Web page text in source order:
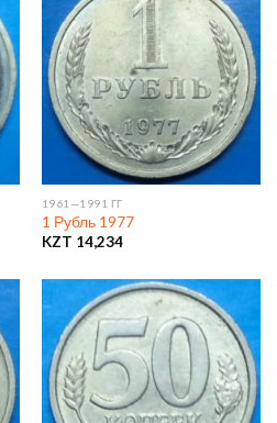
1961—1991 ГГ
1 Рубль 1977
KZT 14,234